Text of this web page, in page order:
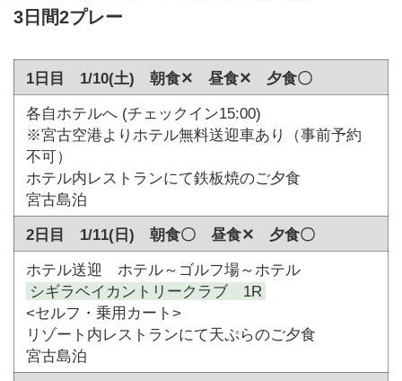
3日間2プレー
1日目 1/10(土) 朝食✕ 昼食✕ 夕食〇
各自ホテルへ (チェックイン15:00)
※宮古空港よりホテル無料送迎車あり（事前予約
不可）
ホテル内レストランにて鉄板焼のご夕食
宮古島泊
2日目 1/11(日) 朝食〇 昼食✕ 夕食〇
ホテル送迎 ホテル～ゴルフ場～ホテル
シギラベイカントリークラブ 1R
<セルフ・乗用カート>
リゾート内レストランにて天ぷらのご夕食
宮古島泊